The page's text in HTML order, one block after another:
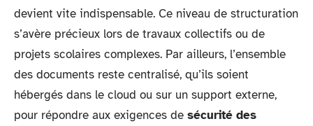
devient vite indispensable. Ce niveau de structuration
s’avère précieux lors de travaux collectifs ou de
projets scolaires complexes. Par ailleurs, l’ensemble
des documents reste centralisé, qu’ils soient
hébergés dans le cloud ou sur un support externe,
pour répondre aux exigences de sécurité des